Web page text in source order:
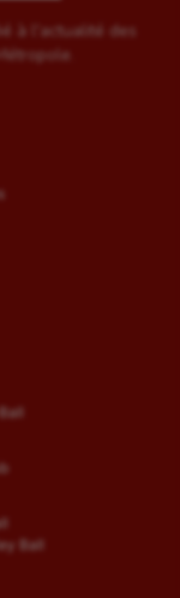
à l'actualité des
Ball